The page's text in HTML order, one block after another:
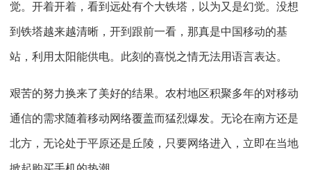
觉。开着开着，看到远处有个大铁塔，以为又是幻觉。没想
到铁塔越来越清晰，开到跟前一看，那真是中国移动的基
站，利用太阳能供电。此刻的喜悦之情无法用语言表达。
艰苦的努力换来了美好的结果。农村地区积聚多年的对移动
通信的需求随着移动网络覆盖而猛烈爆发。无论在南方还是
北方，无论处于平原还是丘陵，只要网络进入，立即在当地